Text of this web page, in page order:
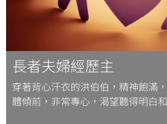
長者夫婦經歷主
穿著背心汗衣的洪伯伯，精神飽滿
體傾前，非常專心，渴望聽得明白